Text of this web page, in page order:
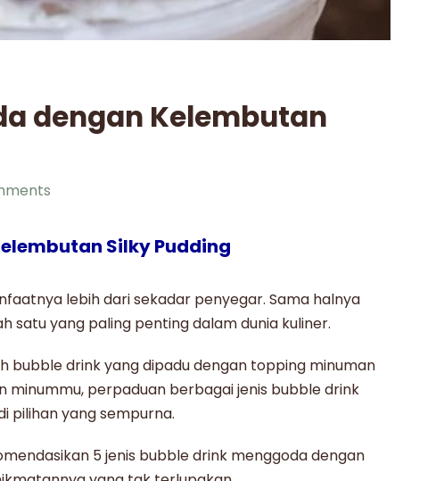
dengan Kelembutan
Silky Pudding
lebih dari sekadar penyegar. Sama halnya
satu yang paling penting dalam dunia kuliner.
bubble drinkyang dipadu dengan topping minuman
minummu, perpaduan berbagai jenis bubble drink
pilihan yang sempurna.
5 jenis bubble drink menggoda dengan